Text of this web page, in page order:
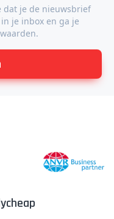
dat je de nieuwsbrief
je inbox en ga je